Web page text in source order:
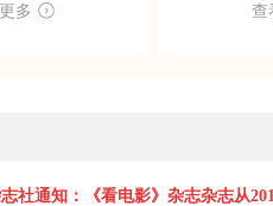
多 查
社通知：《看电影》杂志杂志从